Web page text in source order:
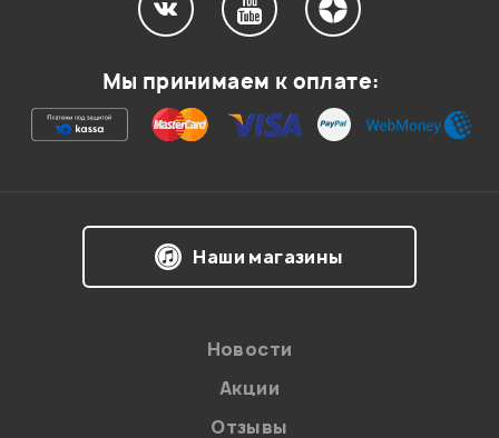
Ваша оценка:
Мы принимаем к оплате:
Наши магазины
Новости
Акции
Отзывы